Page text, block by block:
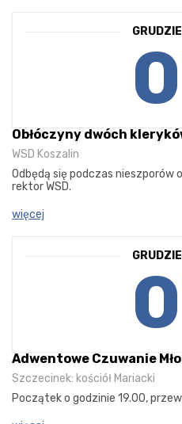
Obłóczyny dwóch
WSD Koszalin
Odbędą się podczas nieszporów
rektor WSD.
więcej
Adwentowe Czuwanie
Szczecinek: kościół Mariacki
Początek o godzinie 19.00,